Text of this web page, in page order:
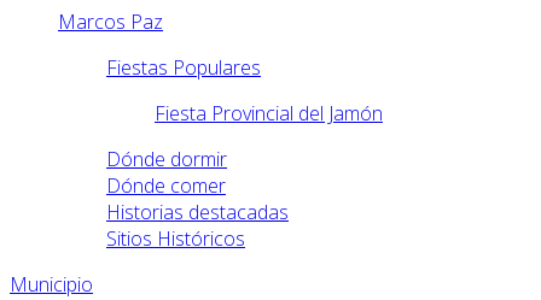
Marcos Paz
Fiestas Populares
Fiesta Provincial del Jamón
Dónde dormir
Dónde comer
Historias destacadas
Sitios Históricos
Municipio